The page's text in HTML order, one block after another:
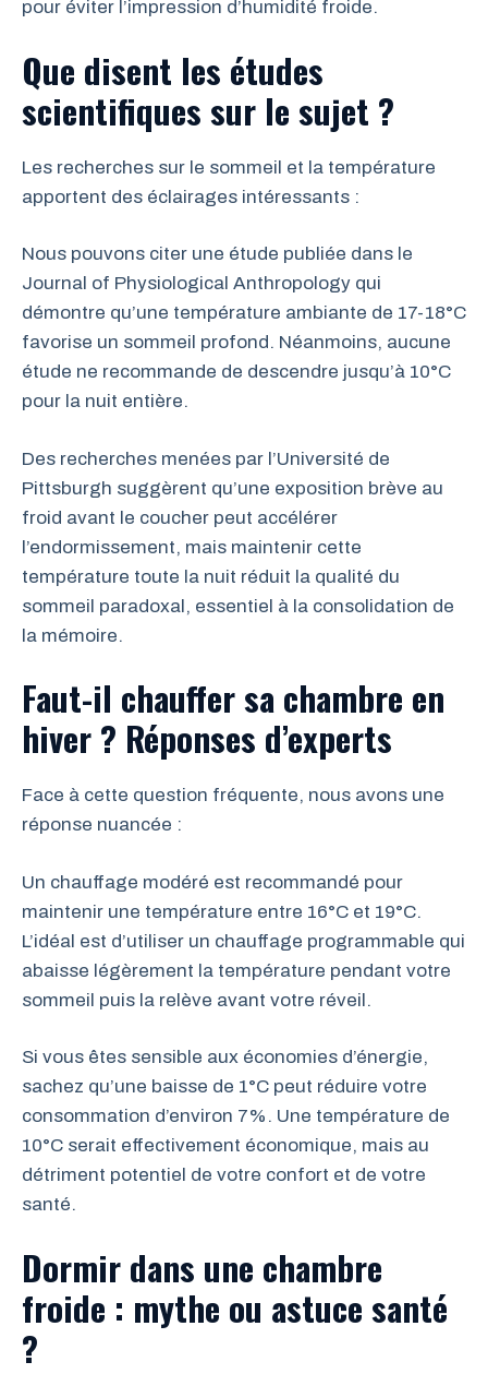
pour éviter l’impression d’humidité froide.
Que disent les études
scientifiques sur le sujet ?
Les recherches sur le sommeil et la température
apportent des éclairages intéressants :
Nous pouvons citer une étude publiée dans le
Journal of Physiological Anthropology qui
démontre qu’une température ambiante de 17-18°C
favorise un sommeil profond. Néanmoins, aucune
étude ne recommande de descendre jusqu’à 10°C
pour la nuit entière.
Des recherches menées par l’Université de
Pittsburgh suggèrent qu’une exposition brève au
froid avant le coucher peut accélérer
l’endormissement, mais maintenir cette
température toute la nuit réduit la qualité du
sommeil paradoxal, essentiel à la consolidation de
la mémoire.
Faut-il chauffer sa chambre en
hiver ? Réponses d’experts
Face à cette question fréquente, nous avons une
réponse nuancée :
Un chauffage modéré est recommandé pour
maintenir une température entre 16°C et 19°C.
L’idéal est d’utiliser un chauffage programmable qui
abaisse légèrement la température pendant votre
sommeil puis la relève avant votre réveil.
Si vous êtes sensible aux économies d’énergie,
sachez qu’une baisse de 1°C peut réduire votre
consommation d’environ 7%. Une température de
10°C serait effectivement économique, mais au
détriment potentiel de votre confort et de votre
santé.
Dormir dans une chambre
froide : mythe ou astuce santé
?